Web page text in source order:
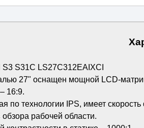
S31C LS27C312EAIXCI
27" оснащен мощной LCD-
16:9.
по технологии IPS, имеет
рабочей области.